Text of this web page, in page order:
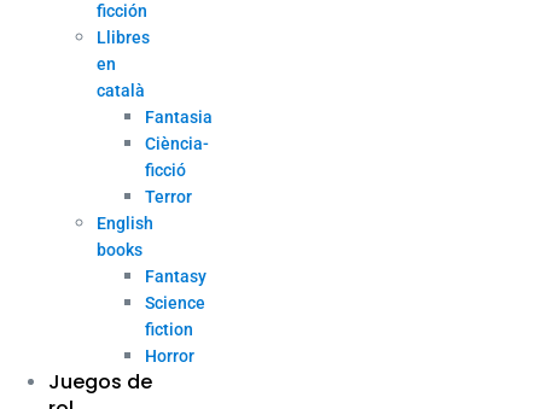
ficción
Llibres
en
català
Fantasia
Ciència-
ficció
Terror
English
books
Fantasy
Science
fiction
Horror
Juegos de